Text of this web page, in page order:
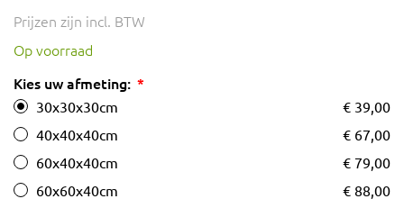
Prijzen zijn incl. BTW
Op voorraad
Kies uw afmeting:
30x30x30cm
€ 39,00
40x40x40cm
€ 67,00
60x40x40cm
€ 79,00
60x60x40cm
€ 88,00